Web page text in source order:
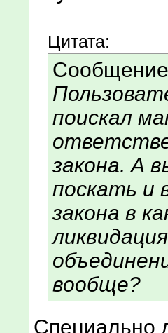
Цитата:
поискал
закона. А
поскать и
закона в
вообще?
Специально